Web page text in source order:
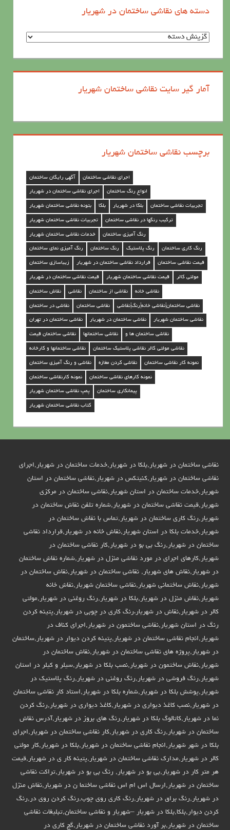
دسته های نقاشی ساختمان در شهریار
د
ق
ی
س
آمار گیر سایت نقاشی ساختمان شهریار
برچسب نقاشی ساختمان شهریار
آگهی رایگان ساختمان اجرای نقاشی ساختمان
اجرای نقاشی ساختمان در شهریار انواع رنگ ساختمان
بتونه نقاشی ساختمان شهریار بلکا بلکا در شهریار تجربیات نقاشی ساختمان
تجربیات نقاشی ساختمان شهریار ترکیب رنگها در نقاشی ساختمان
خدمات نقاشی ساختمان شهریار رنگ آمیزی ساختمان
رنگ آمیزی نمای ساختمان رنگ ساختمان رنگ پلاستیک رنگ کاری ساختمان
زیباسازی ساختمان قرارداد نقاشی ساختمان در شهریار قیمت نقاشی ساختمان
قیمت نقاشی ساختمان در شهریار قیمت نقاشی ساختمان شهریار مولتی کالر
نقاش ساختمان نقاشی نقاشی از ساختمان نقاشی خانه
نقاشی در ساختمان نقاشی ساختمان نقاشی ساختمان|نقاشی خانه|رنگ|نقاشی
نقاشی ساختمان در تهران نقاشی ساختمان در شهریار نقاشی ساختمان شهریار
نقاشی ساختمان قیمت نقاشی ساختمانها نقاشی ساختمان ها و
نقاشی ساختمانها و کارخانه نقاشی مولتی کالر نقاشی پلاستیک ساختمان
نقاشی و رنگ آمیزی ساختمان نقاشی کردن مغازه نمونه کار نقاشی ساختمان
نمونه کارنقاشی ساختمان نمونه کارهای نقاشی ساختمان
پمپ نقاشی ساختمان شهریار پیمانکاری ساختمان
کتاب نقاشی ساختمان شهریار
نقاشی ساختمان در شهریار,بلکا در شهریار,خدمات ساختمان در شهریار,اجرای
نقاشی ساختمان در شهریار,کنیتکس در شهریار,نقاشی ساختمان در استان
شهریار,خدمات ساختمان در استان شهریار,نقاشی ساختمان در مرکزی
شهریار,قیمت نقاشی ساختمان در شهریار,شماره تلفن نقاش ساختمان در
شهریار,رنگ کاری ساختمان در شهریار,تماس با نقاش ساختمان در
شهریار,خدمات بلکا در استان شهریار,نقاش خانه در شهریار,قرارداد نقاشی
ساختمان در شهریار,رنگ بی بو در شهریار,کار نقاشی ساختمان در
شهریار,کارهای اجرای در مورد نقاشی منزل در شهریار,شماره نقاش ساختمان
در شهریار,نقاش های شهریار, نقاشی ساختمان در شهریار,نقاش ساختمان در
شهریار,نقاش ساختمانی شهریار,نقاشی ساختمان شهریار,نقاش خانه
شهریار,نقاش منزل در شهریار,بلکا در شهریار,رنگ روغنی در شهریار,مولتی
کالر در شهریار,نقاش در شهریار،رنگ کاری در چوبی در شهریار,پتینه کردن
رنگ در استان شهریار,نقاشی ساختمون در شهریار,اجرای کناف در
شهریار,انجام نقاشی ساختمان در شهریار,پتینه کردن دیوار در شهریار,ساختمان
در شهریار,پروژه های نقاشی ساختمان در شهریار,نقاش ساختمان در
شهریار,نقاش ساختمون در شهریار,نصب بلکا در شهریار,سیلر و کیلر در استان
شهریار,رنگ فروشی در شهریار,رنگ روغنی در شهریار,رنگ پلاستیک در
شهریار,پوشش بلکا در شهریار,شماره بلکا در شهریار,استاد کار نقاشی ساختمان
در شهریار,نصب کاغذ دیواری در شهریار,کاغذ دیواری در شهریار,رنگ کردن
نما در شهریار,کاتالوگ بلکا در شهریار,رنگ های بروز در شهریار,آدرس نقاش
ساختمان در شهریار,رنگ کاری در شهریار,کار نقاشی ساختمان در شهریار,اجرای
بلکا در شهر شهریار,انجام نقاشی ساختمان در شهریار,بلکا در شهریار,کار مولتی
کالر در شهریار,مدارک نقاشی ساختمان در شهریار,پتینه کار ی در شهریار,قیمت
هر متر کار در شهریار,بی بو در شهریار, رنگ بی بو در شهریار,تراکت نقاشی
ساختمان در شهریار,ارسال اس ام اس نقاشی ساختما ن در شهریار,نقاش منزل
در شهریار,رنگ براق در شهریار,رنگ کاری روی چوب,رنگ کردن روی در,رنگ
کردن دیوار,بلکا,بلکا در شهریار –شهریار و نقاشی ساختمان,تبلیغات نقاشی
ساختمان در شهریار,بر آورد نقاشی ساختمان در شهریار,گچ کاری در